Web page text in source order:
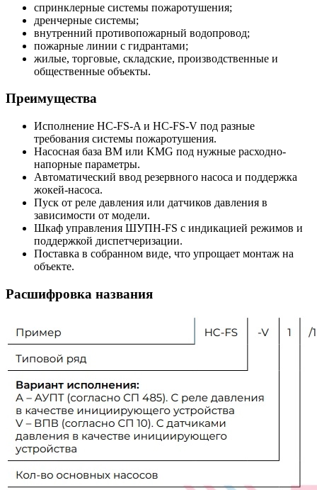
спринклерные системы пожаротушения;
дренчерные системы;
внутренний противопожарный водопровод;
пожарные линии с гидрантами;
жилые, торговые, складские, производственные и
общественные объекты.
Преимущества
Исполнение HC-FS-A и HC-FS-V под разные
требования системы пожаротушения.
Насосная база BM или KMG под нужные расходно-
напорные параметры.
Автоматический ввод резервного насоса и поддержка
жокей-насоса.
Пуск от реле давления или датчиков давления в
зависимости от модели.
Шкаф управления ШУПН-FS с индикацией режимов и
поддержкой диспетчеризации.
Поставка в собранном виде, что упрощает монтаж на
объекте.
Расшифровка названия